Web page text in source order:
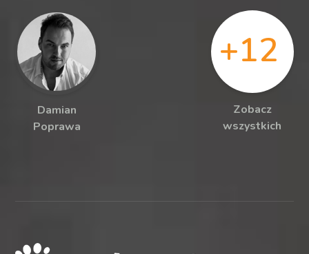
Damian
Poprawa
+12
Zobacz
wszystkich